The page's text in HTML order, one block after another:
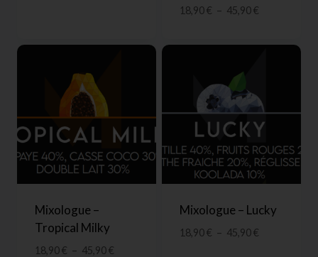
18,90€ – 45,90€
Mixologue –
Tropical Milky
18,90€ – 45,90€
Mixologue – Lucky
18,90€ – 45,90€